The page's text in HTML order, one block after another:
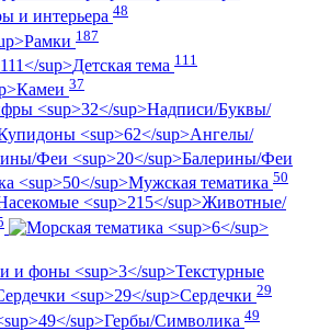
и интерьера 48
Рамки 187
Детская тема 111
Камеи 37
Надписи/Буквы/
Ангелы/
Балерины/Феи
Мужская тематика 50
Животные/
Текстурные
Сердечки 29
Гербы/Символика 49